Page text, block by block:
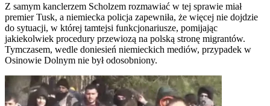
Z samym kanclerzem Scholzem rozmawiać w tej sprawie miał
premier Tusk, a niemiecka policja zapewniła, że więcej nie dojdzie
do sytuacji, w której tamtejsi funkcjonariusze, pomijając
jakiekolwiek procedury przewiozą na polską stronę migrantów.
Tymczasem, wedle doniesień niemieckich mediów, przypadek w
Osinowie Dolnym nie był odosobniony.